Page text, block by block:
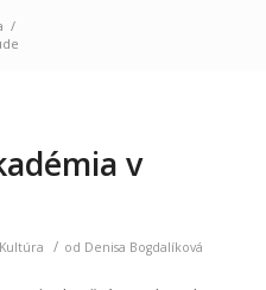
/
v
Kultúra / od Denisa Bogdalíková